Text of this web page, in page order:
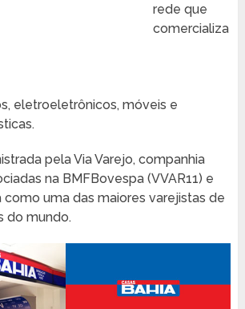
rede que
comercializa
eletroeletrônicos, móveis e
pela Via Varejo, companhia
na BMFBovespa (VVAR11) e
como uma das maiores varejistas de
do mundo.